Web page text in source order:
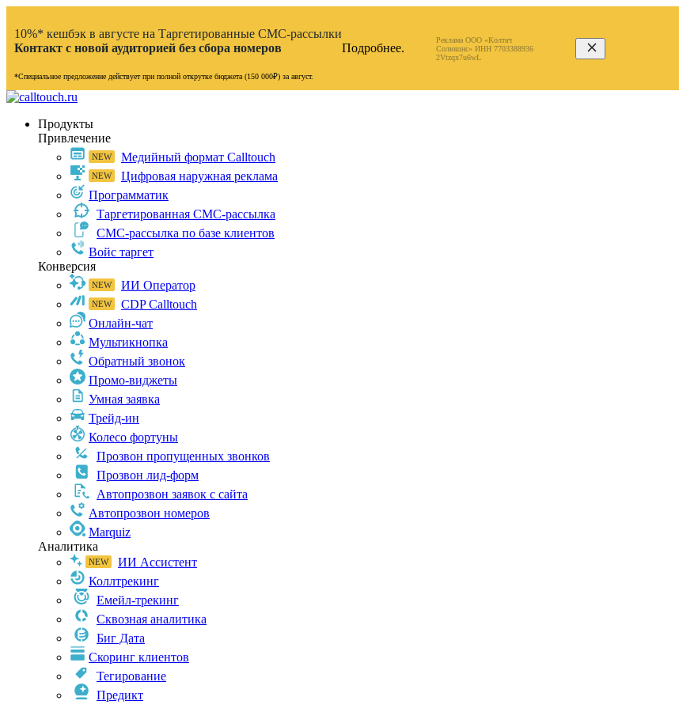
10%* кешбэк в августе на Таргетированные СМС-рассылки
Контакт с новой аудиторией без сбора номеров
*Специальное предложение действует при полной открутке бюджета (150 000₽) за август.
Подробнее.
Реклама ООО «Колтач
Солюшнс» ИНН 7703388936
2Vtzqx7u6wL
Продукты
Привлечение
Медийный формат Calltouch
Цифровая наружная реклама
Программатик
Таргетированная СМС-рассылка
СМС-рассылка по базе клиентов
Войс таргет
Конверсия
ИИ Оператор
CDP Calltouch
Онлайн-чат
Мультикнопка
Обратный звонок
Промо-виджеты
Умная заявка
Трейд-ин
Колесо фортуны
Прозвон пропущенных звонков
Прозвон лид-форм
Автопрозвон заявок с сайта
Автопрозвон номеров
Marquiz
Аналитика
ИИ Ассистент
Коллтрекинг
Емейл-трекинг
Сквозная аналитика
Биг Дата
Скоринг клиентов
Тегирование
Предикт